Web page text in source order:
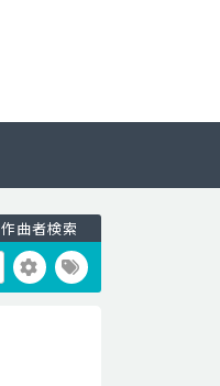
作曲者検索